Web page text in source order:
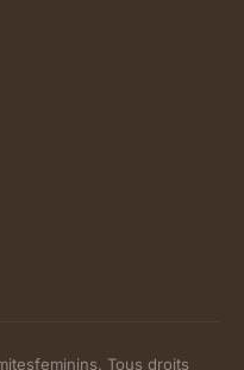
Tous droits